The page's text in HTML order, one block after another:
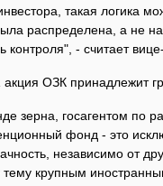
такая логика
распределена, а не
контроля", - считает
ОЗК принадлежит
зерна, госагентом по
фонд - это
независимо от
тему крупным